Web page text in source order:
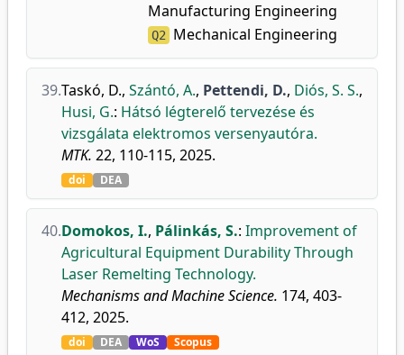
Manufacturing Engineering
Q2 Mechanical Engineering
39.Taskó, D., Szántó, A., Pettendi, D., Diós, S. S.,
Husi, G.: Hátsó légterelő tervezése és
vizsgálata elektromos versenyautóra.
MTK. 22, 110-115, 2025.
doi DEA
40.Domokos, I., Pálinkás, S.: Improvement of
Agricultural Equipment Durability Through
Laser Remelting Technology.
Mechanisms and Machine Science. 174, 403-
412, 2025.
doi DEA WoS Scopus